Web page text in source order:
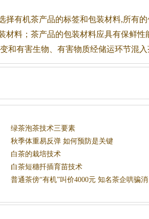
择有机茶产品的标签和包装材料,所有
材料； 茶产品的包装材料应具有保鲜性
和有害生物、有害物质经储运环节混入
绿茶泡茶技术三要素
秋季体重易反弹 如何预防是关键
白茶的栽培技术
白茶短穗扦插育苗技术
普通茶傍“有机”叫价4000元 知名茶企哄骗消